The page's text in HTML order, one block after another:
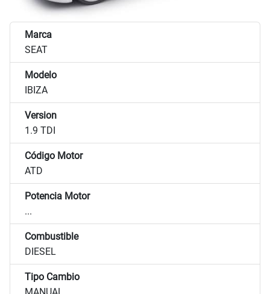
Marca
SEAT
Modelo
IBIZA
Version
1.9 TDI
Código Motor
ATD
Potencia Motor
...
Combustible
DIESEL
Tipo Cambio